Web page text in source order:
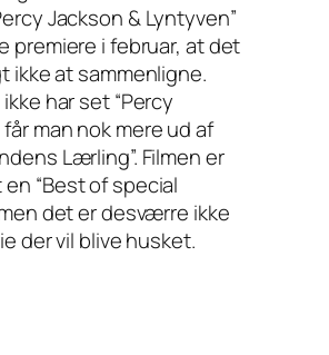
Jackson & Lyntyven”
premiere i februar, at det
ikke at sammenligne.
har set “Percy
får man nok mere ud af
Lærling”. Filmen er
“Best of special
det er desværre ikke
der vil blive husket.